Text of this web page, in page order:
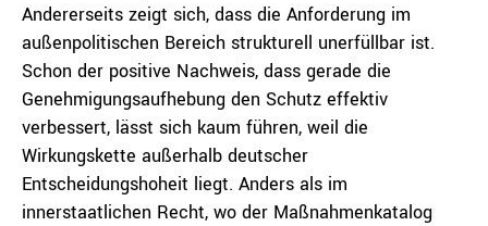
Andererseits zeigt sich, dass die Anforderung im
außenpolitischen Bereich strukturell unerfüllbar ist.
Schon der positive Nachweis, dass gerade die
Genehmigungsaufhebung den Schutz effektiv
verbessert, lässt sich kaum führen, weil die
Wirkungskette außerhalb deutscher
Entscheidungshoheit liegt. Anders als im
innerstaatlichen Recht, wo der Maßnahmenkatalog